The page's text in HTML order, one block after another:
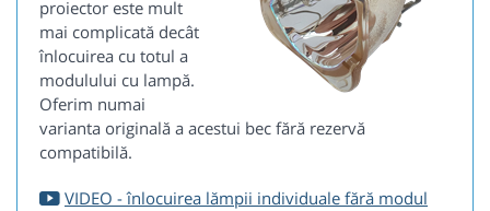
proiector este mult
mai complicată decât
înlocuirea cu totul a
modulului cu lampă.
Oferim numai
varianta originală a acestui bec fără rezervă
compatibilă.
VIDEO - înlocuirea lămpii individuale fără modul